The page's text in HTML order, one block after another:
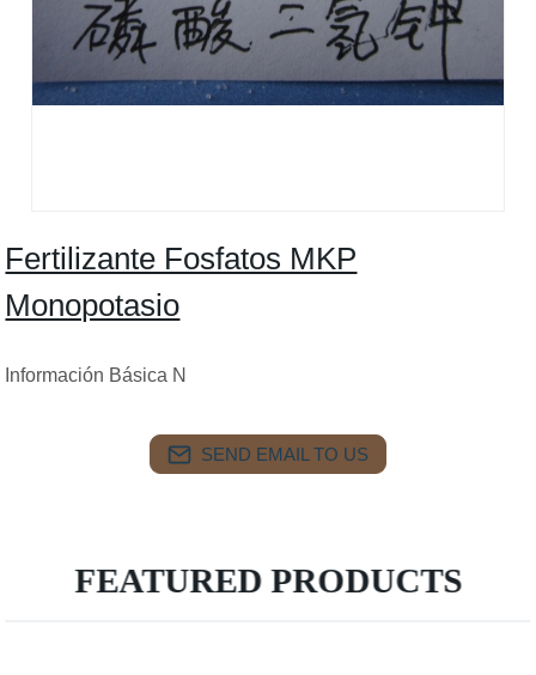
Fertilizante Fosfatos MKP
Monopotasio
Información Básica N
SEND EMAIL TO US
FEATURED PRODUCTS